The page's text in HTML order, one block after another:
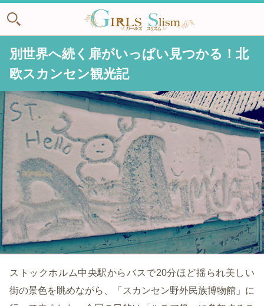
別世界へ続く扉がいっぱい見つかる！北
欧スカンセン観光記
ストックホルム中央駅からバスで20分ほど揺られ美しい
街の景色を眺めながら、「スカンセン野外民族博物館」に